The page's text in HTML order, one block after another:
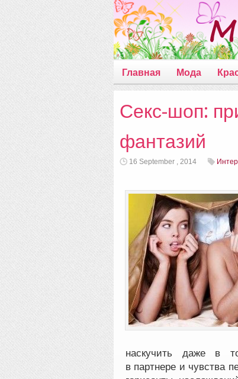
Главная Мода
Секс-шоп:
фантазий
16 September , 2014
наскучить даже в
в партнере и чувства